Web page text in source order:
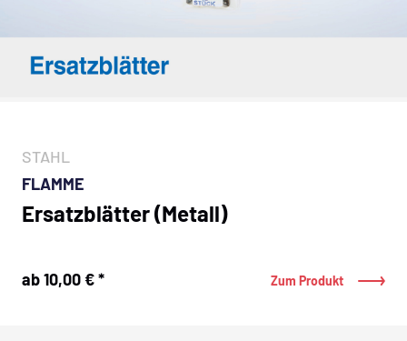
STAHL
FLAMME
Ersatzblätter (Metall)
ab 10,00 € * Zum Produkt